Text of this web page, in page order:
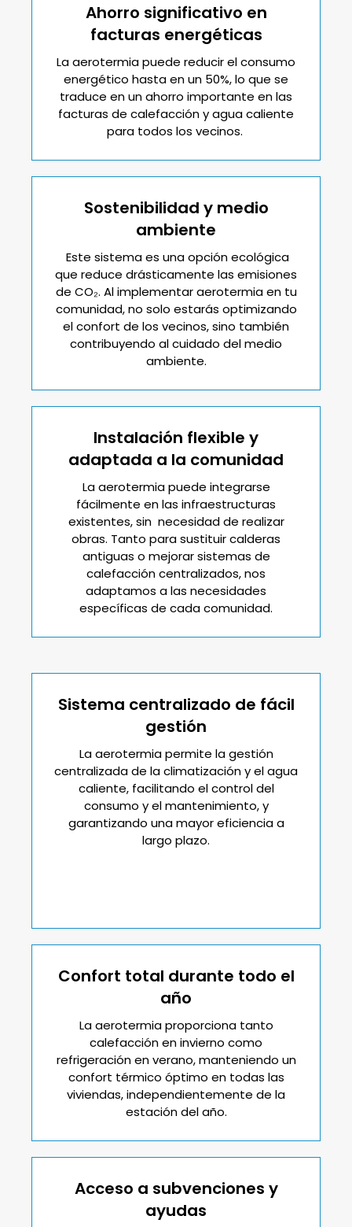
Ahorro significativo en
facturas energéticas
La aerotermia puede reducir el consumo
energético hasta en un 50%, lo que se
traduce en un ahorro importante en las
facturas de calefacción y agua caliente
para todos los vecinos.
Sostenibilidad y medio
ambiente
Este sistema es una opción ecológica
que reduce drásticamente las emisiones
de CO₂. Al implementar aerotermia en tu
comunidad, no solo estarás optimizando
el confort de los vecinos, sino también
contribuyendo al cuidado del medio
ambiente.
Instalación flexible y
adaptada a la comunidad
La aerotermia puede integrarse
fácilmente en las infraestructuras
existentes, sin necesidad de realizar
obras. Tanto para sustituir calderas
antiguas o mejorar sistemas de
calefacción centralizados, nos
adaptamos a las necesidades
específicas de cada comunidad.
Sistema centralizado de fácil
gestión
La aerotermia permite la gestión
centralizada de la climatización y el agua
caliente, facilitando el control del
consumo y el mantenimiento, y
garantizando una mayor eficiencia a
largo plazo.
Confort total durante todo el
año
La aerotermia proporciona tanto
calefacción en invierno como
refrigeración en verano, manteniendo un
confort térmico óptimo en todas las
viviendas, independientemente de la
estación del año.
Acceso a subvenciones y
ayudas